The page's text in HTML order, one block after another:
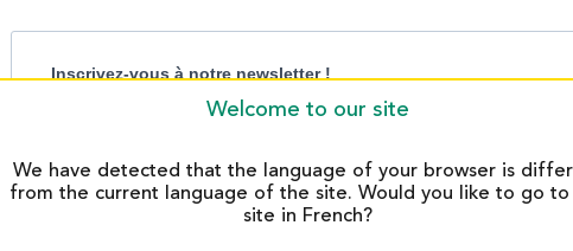
Ganze Macadamianüsse – 1 kg | Eurovanille
für Ihre
Sie veredeln zahlreiche
Pralinen, Kekse, Cookies,
Vanille, Karamell oder
Welcome to our site
We have detected that the language of your browser is
from the current language of the site. Would you like to go to
site in French?